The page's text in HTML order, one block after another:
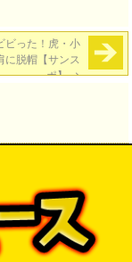
ビった！虎・小
に脱帽【サンス
ポ】→